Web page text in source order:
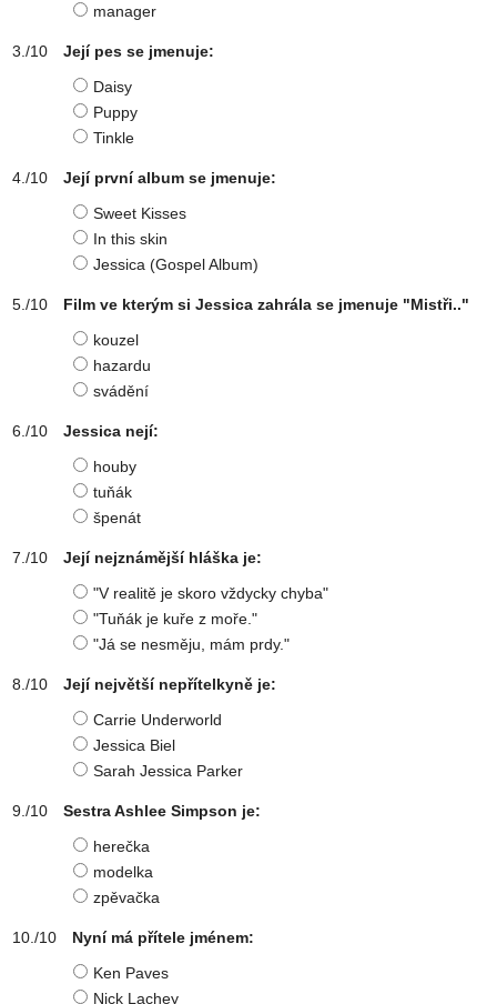
manager
Její pes se jmenuje:
Daisy
Puppy
Tinkle
Její první album se jmenuje:
Sweet Kisses
In this skin
Jessica (Gospel Album)
Film ve kterým si Jessica zahrála se jmenuje "Mistři.."
kouzel
hazardu
svádění
Jessica nejí:
houby
tuňák
špenát
Její nejznámější hláška je:
"V realitě je skoro vždycky chyba"
"Tuňák je kuře z moře."
"Já se nesměju, mám prdy."
Její největší nepřítelkyně je:
Carrie Underworld
Jessica Biel
Sarah Jessica Parker
Sestra Ashlee Simpson je:
herečka
modelka
zpěvačka
Nyní má přítele jménem:
Ken Paves
Nick Lachey